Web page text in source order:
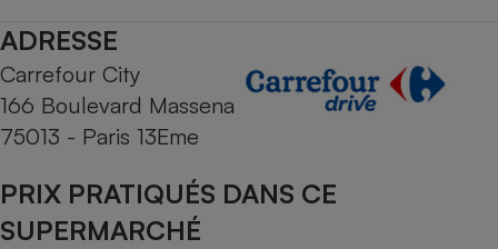
ADRESSE
Carrefour City
166 Boulevard Massena
75013 - Paris 13Eme
PRIX PRATIQUÉS DANS CE
SUPERMARCHÉ
Cafetière à expressos